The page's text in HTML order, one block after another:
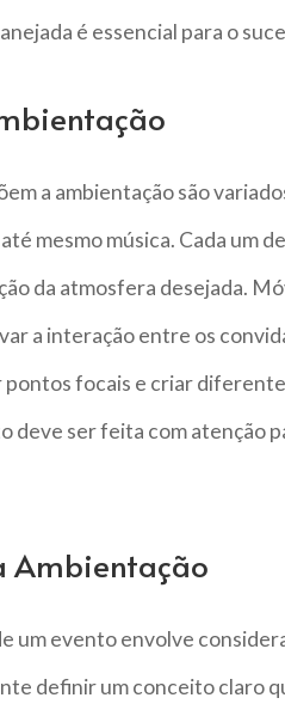
é essencial para o
a ambientação são
mesmo música. Cada um
da atmosfera desejada.
a interação entre os
focais e criar
deve ser feita com atenção
Ambientação
um evento envolve
definir um conceito claro